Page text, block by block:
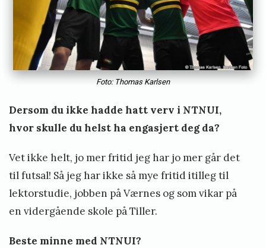
Foto: Thomas Karlsen
Dersom du ikke hadde hatt verv i NTNUI,
hvor skulle du helst ha engasjert deg da?
Vet ikke helt, jo mer fritid jeg har jo mer går det
til futsal! Så jeg har ikke så mye fritid itilleg til
lektorstudie, jobben på Værnes og som vikar på
en vidergående skole på Tiller.
Beste minne med NTNUI?